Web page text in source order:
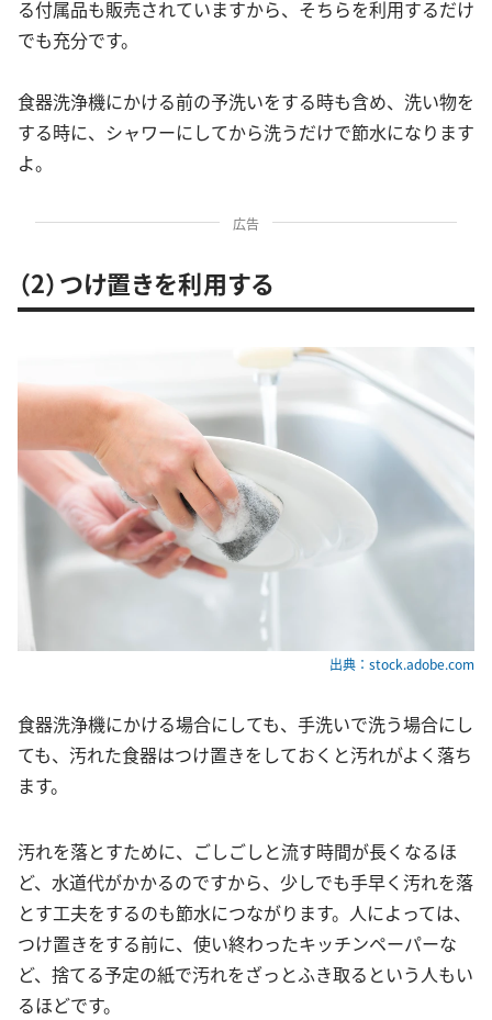
る付属品も販売されていますから、そちらを利用するだけ
でも充分です。
食器洗浄機にかける前の予洗いをする時も含め、洗い物を
する時に、シャワーにしてから洗うだけで節水になります
よ。
広告
（2）つけ置きを利用する
出典：stock.adobe.com
食器洗浄機にかける場合にしても、手洗いで洗う場合にし
ても、汚れた食器はつけ置きをしておくと汚れがよく落ち
ます。
汚れを落とすために、ごしごしと流す時間が長くなるほ
ど、水道代がかかるのですから、少しでも手早く汚れを落
とす工夫をするのも節水につながります。人によっては、
つけ置きをする前に、使い終わったキッチンペーパーな
ど、捨てる予定の紙で汚れをざっとふき取るという人もい
るほどです。